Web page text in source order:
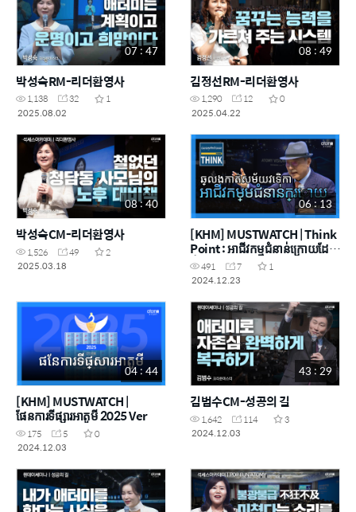
07 : 47
박성숙RM-리더환영사
1,138 32
1
2025.08.02
08 : 49
김정선RM-리더환영사
1,290 12
0
2025.04.22
08 : 40
박성숙CM-리더환영사
1,526 49
2
2025.03.18
06 : 13
[KHM] MUSTWATCH | Think
Point : អាជីវកម្មជំនាន់ក្រោយដែល
នឹងឆ្លងផុតសម័យវេទិកា
491 7
1
2024.12.23
04 : 44
[KHM] MUSTWATCH |
ផែនការទីផ្សារអាតូមី 2025 Ver
175 5
0
2024.12.03
43 : 29
김범수CM-성공의 길
1,642 114
3
2024.12.03